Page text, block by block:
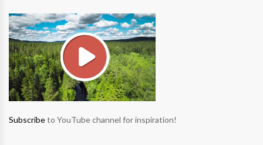
Subscribeto YouTube channel for inspiration!